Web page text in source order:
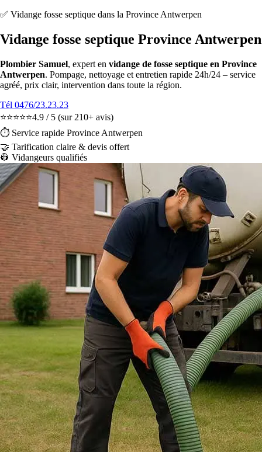
✅ Vidange fosse septique dans la Province Antwerpen
Vidange fosse septique Province Antwerpen
Plombier Samuel, expert en vidange de fosse septique en Province
Antwerpen. Pompage, nettoyage et entretien rapide 24h/24 – service
agréé, prix clair, intervention dans toute la région.
Tél 0476/23.23.23
⭐⭐⭐⭐⭐4.9 / 5 (sur 210+ avis)
⏱️ Service rapide Province Antwerpen
🤝 Tarification claire & devis offert
👷 Vidangeurs qualifiés